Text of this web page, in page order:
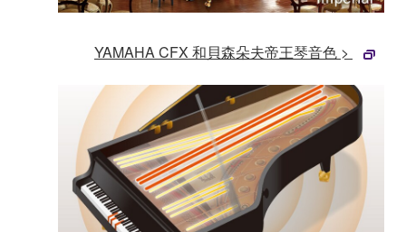
YAMAHA CFX 和貝森朵夫帝王琴音色 >